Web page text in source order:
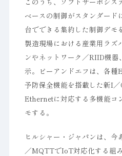
ベースの制御がスタンダード
台でできる集約した制御デモ
製造現場における産業用ラズ
ンやネットワーク／RIID機
示。ピーアンドエフは、各種
予防保全機能を搭載した新I
Ethernetに対応する多機能コ
モする。
ヒルシャー・ジャパンは、
／MQTTでIoT対応化する組